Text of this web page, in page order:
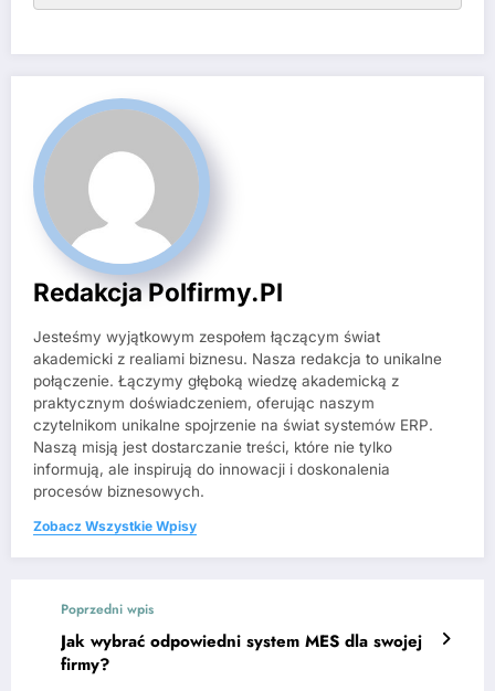
Redakcja Polfirmy.pl
Jesteśmy wyjątkowym zespołem łączącym świat
akademicki z realiami biznesu. Nasza redakcja to unikalne
połączenie. Łączymy głęboką wiedzę akademicką z
praktycznym doświadczeniem, oferując naszym
czytelnikom unikalne spojrzenie na świat systemów ERP.
Naszą misją jest dostarczanie treści, które nie tylko
informują, ale inspirują do innowacji i doskonalenia
procesów biznesowych.
Zobacz Wszystkie Wpisy
Poprzedni wpis
Jak wybrać odpowiedni system MES dla swojej
firmy?